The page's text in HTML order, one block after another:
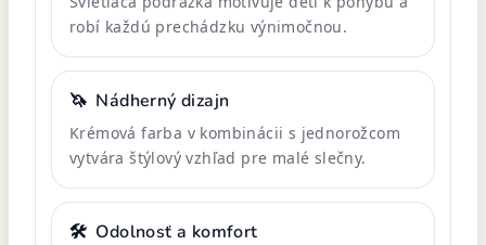
robí každú prechádzku výnimočnou.
🦄 Nádherný dizajn
Krémová farba v kombinácii s jednorožcom
vytvára štýlový vzhľad pre malé slečny.
🛠️ Odolnosť a komfort